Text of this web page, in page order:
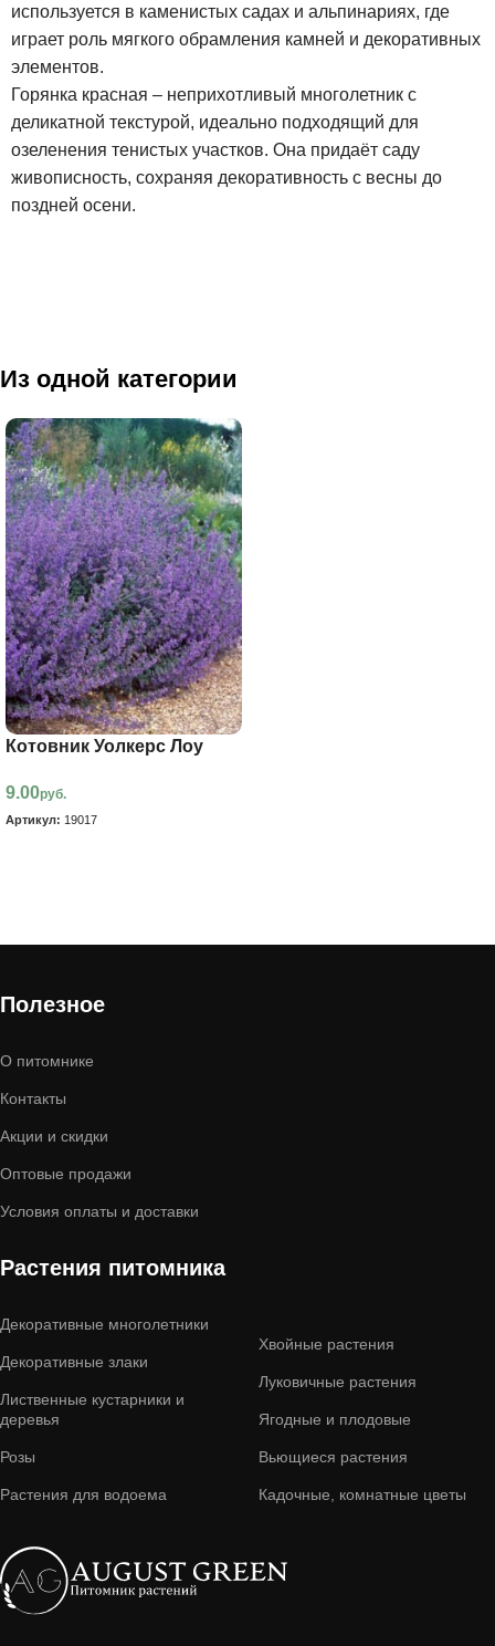
используется в каменистых садах и альпинариях, где
играет роль мягкого обрамления камней и декоративных
элементов.
Горянка красная – неприхотливый многолетник с
деликатной текстурой, идеально подходящий для
озеленения тенистых участков. Она придаёт саду
живописность, сохраняя декоративность с весны до
поздней осени.
Из одной категории
Котовник Уолкерс Лоу
9.00руб.
Артикул: 19017
Полезное
О питомнике
Контакты
Акции и скидки
Оптовые продажи
Условия оплаты и доставки
Растения питомника
Декоративные многолетники
Декоративные злаки
Лиственные кустарники и
деревья
Розы
Растения для водоема
Хвойные растения
Луковичные растения
Ягодные и плодовые
Вьющиеся растения
Кадочные, комнатные цветы